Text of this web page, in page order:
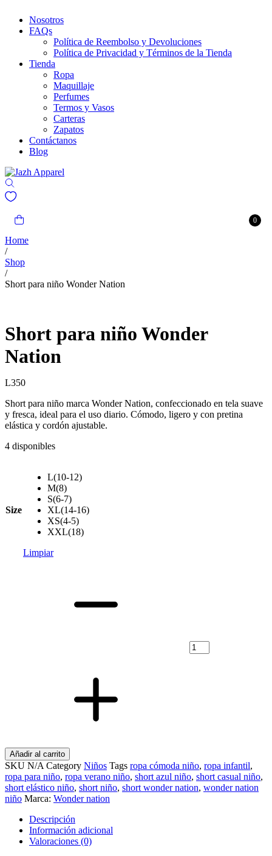
Nosotros
FAQs
Política de Reembolso y Devoluciones
Política de Privacidad y Términos de la Tienda
Tienda
Ropa
Maquillaje
Perfumes
Termos y Vasos
Carteras
Zapatos
Contáctanos
Blog
0
Home
/
Shop
/
Short para niño Wonder Nation
Short para niño Wonder
Nation
L350
Short para niño marca Wonder Nation, confeccionado en tela suave
y fresca, ideal para el uso diario. Cómodo, ligero y con pretina
elástica y cordón ajustable.
4 disponibles
Size
L(10-12)
M(8)
S(6-7)
XL(14-16)
XS(4-5)
XXL(18)
Limpiar
Añadir al carrito
SKU N/A Category Niños Tags ropa cómoda niño, ropa infantil,
ropa para niño, ropa verano niño, short azul niño, short casual niño,
short elástico niño, short niño, short wonder nation, wonder nation
niño Marca: Wonder nation
Descripción
Información adicional
Valoraciones (0)